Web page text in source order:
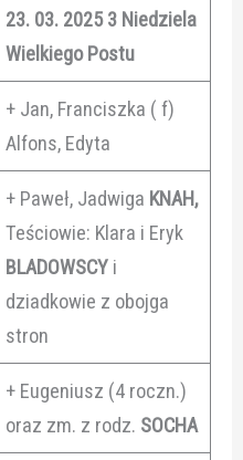
23. 03. 2025 3 Niedziela
Wielkiego Postu
+ Jan, Franciszka ( f)
Alfons, Edyta
+ Paweł, Jadwiga KNAH,
Teściowie: Klara i Eryk
BLADOWSCY i
dziadkowie z obojga
stron
+ Eugeniusz (4 roczn.)
oraz zm. z rodz. SOCHA